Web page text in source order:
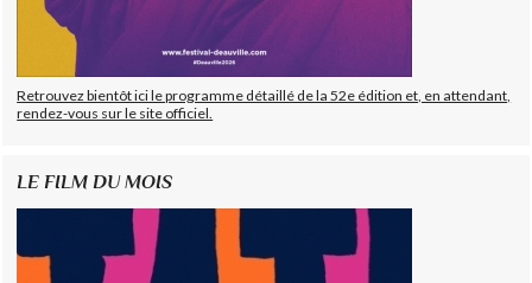
Retrouvez bientôt ici le programme détaillé de la 52e édition et, en attendant,
rendez-vous sur le site officiel.
LE FILM DU MOIS